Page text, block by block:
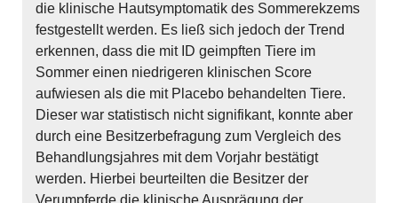
die klinische Hautsymptomatik des Sommerekzems
festgestellt werden. Es ließ sich jedoch der Trend
erkennen, dass die mit ID geimpften Tiere im
Sommer einen niedrigeren klinischen Score
aufwiesen als die mit Placebo behandelten Tiere.
Dieser war statistisch nicht signifikant, konnte aber
durch eine Besitzerbefragung zum Vergleich des
Behandlungsjahres mit dem Vorjahr bestätigt
werden. Hierbei beurteilten die Besitzer der
Verumpferde die klinische Ausprägung der